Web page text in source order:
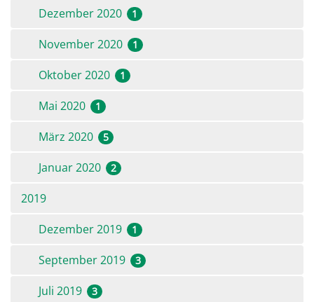
Dezember 2020
1
November 2020 1
Oktober 2020 1
Mai 2020 1
März 2020 5
Januar 2020 2
2019
Dezember 2019
1
September 2019 3
Juli 2019 3